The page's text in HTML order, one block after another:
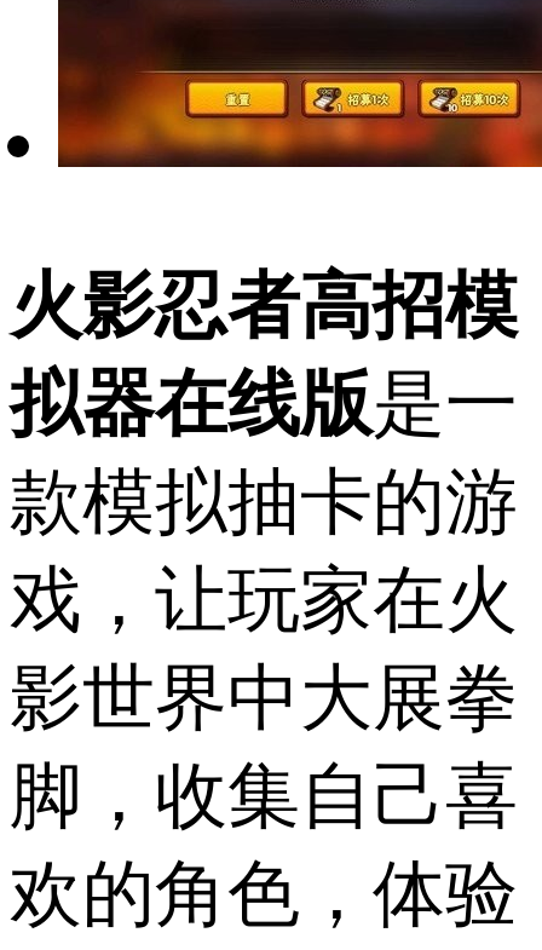
火影忍者高招模
拟器在线版是一
款模拟抽卡的游
戏，让玩家在火
影世界中大展拳
脚，收集自己喜
欢的角色，体验